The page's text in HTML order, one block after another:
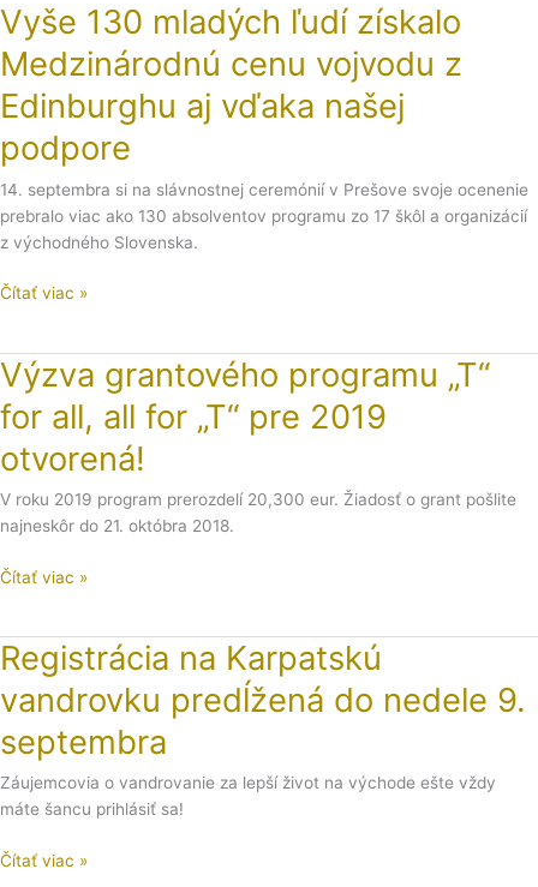
Vyše 130 mladých ľudí získalo
Medzinárodnú cenu vojvodu z
Edinburghu aj vďaka našej
podpore
14. septembra si na slávnostnej ceremónií v Prešove svoje ocenenie
prebralo viac ako 130 absolventov programu zo 17 škôl a organizácií
z východného Slovenska.
mladých
ľudí
získalo
Medzinárodnú
cenu
vojvodu
Edinburghu
aj
vďaka
našej
podpore
Čítať viac »
Výzva grantového programu „T“
for all, all for „T“ pre 2019
otvorená!
V roku 2019 program prerozdelí 20,300 eur. Žiadosť o grant pošlite
najneskôr do 21. októbra 2018.
Výzva
grantového
programu
for
all,
all
„T“
otvorená!
Čítať viac »
Registrácia na Karpatskú
vandrovku predĺžená do nedele 9.
septembra
Záujemcovia o vandrovanie za lepší život na východe ešte vždy
máte šancu prihlásiť sa!
Registrácia
na
Karpatskú
vandrovku
predĺžená
do
nedele
septembra
Čítať viac »